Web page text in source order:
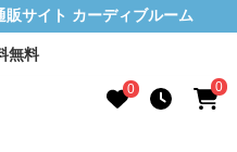
サイト カーディブルーム
無料
0 0